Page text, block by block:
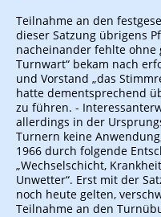
Teilnahme an den
dieser Satzung übrigens
nacheinander fehlte ohne
Turnwart“ bekam nach
und Vorstand „das
hatte dementsprechend
zu führen. -
allerdings in der
Turnern keine
1966 durch folgende
„Wechselschicht,
Unwetter“. Erst mit der
noch heute gelten,
Teilnahme an den